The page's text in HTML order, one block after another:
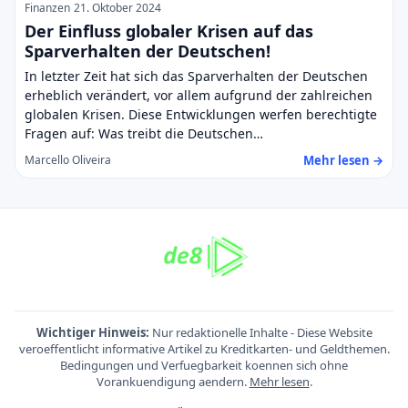
Finanzen 21. Oktober 2024
Der Einfluss globaler Krisen auf das
Sparverhalten der Deutschen!
In letzter Zeit hat sich das Sparverhalten der Deutschen
erheblich verändert, vor allem aufgrund der zahlreichen
globalen Krisen. Diese Entwicklungen werfen berechtigte
Fragen auf: Was treibt die Deutschen…
Marcello Oliveira Mehr lesen →
Wichtiger Hinweis: Nur redaktionelle Inhalte - Diese Website
veroeffentlicht informative Artikel zu Kreditkarten- und Geldthemen.
Bedingungen und Verfuegbarkeit koennen sich ohne
Vorankuendigung aendern. Mehr lesen.